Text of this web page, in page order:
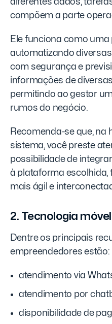
compõem a parte
Ele funciona como
automatizando
com segurança e
informações de
permitindo ao gestor
rumos do negócio.
Recomenda-se que, na
sistema, você preste
possibilidade de
à plataforma escolhida,
mais ágil e
2. Tecnologia móvel
Dentre os principais
empreendedores estão:
atendimento via
atendimento por
disponibilidade de